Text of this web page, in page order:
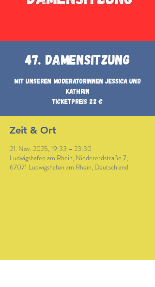
47. Damensitzung
Mit unseren Moderatorinnen Jessica und
Kathrin
Ticketpreis 22 €
Zeit & Ort
21. Nov. 2025, 19:33 – 23:30
Ludwigshafen am Rhein, Niedererdstraße 7,
67071 Ludwigshafen am Rhein, Deutschland